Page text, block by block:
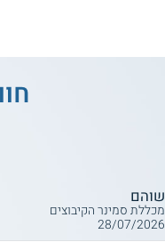
שוהם
מכללת סמינר הקיבוצים
28/07/2026